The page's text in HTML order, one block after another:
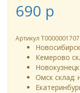
690 p
Артикул Т0000001707
Кемерово
Омск склад: